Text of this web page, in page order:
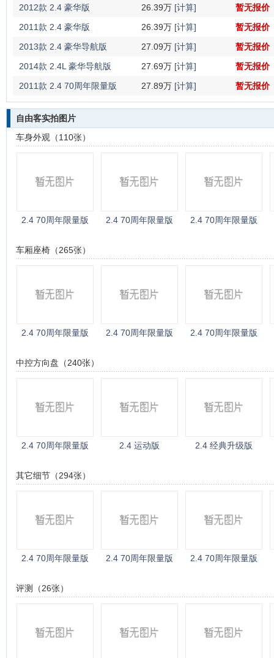
2012款 2.4 豪华版
26.39万 [计算]
暂无报价
2011款 2.4 豪华版
26.39万 [计算]
暂无报价
2013款 2.4 豪华导航版
27.09万 [计算]
暂无报价
2014款 2.4L 豪华导航版
27.69万 [计算]
暂无报价
2011款 2.4 70周年限量版
27.89万 [计算] 暂无报价
自由客实拍图片
车身外观（110张）
2.4 70周年限量版 2.4 70周年限量版 2.4 70周年限量版
车厢座椅（265张）
2.4 70周年限量版 2.4 70周年限量版 2.4 70周年限量版
中控方向盘（240张）
2.4 70周年限量版 2.4 运动版 2.4 经典升级版
其它细节（294张）
2.4 70周年限量版 2.4 70周年限量版 2.4 70周年限量版
评测（26张）